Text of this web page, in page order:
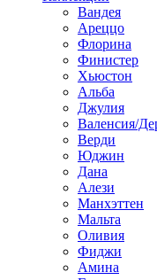
Вандея
Ареццо
Флорина
Финистер
Хьюстон
Альба
Джулия
Валенсия/
Верди
Юджин
Дана
Алези
Манхэттен
Мальта
Оливия
Фиджи
Амина